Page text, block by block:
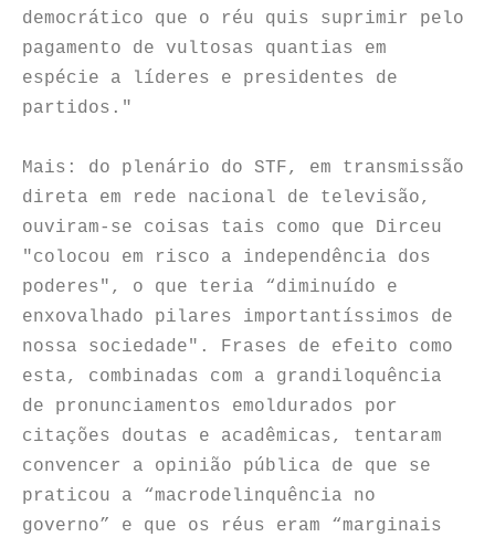
democrático que o réu quis suprimir pelo
pagamento de vultosas quantias em
espécie a líderes e presidentes de
partidos."
Mais: do plenário do STF, em transmissão
direta em rede nacional de televisão,
ouviram-se coisas tais como que Dirceu
"colocou em risco a independência dos
poderes", o que teria “diminuído e
enxovalhado pilares importantíssimos de
nossa sociedade". Frases de efeito como
esta, combinadas com a grandiloquência
de pronunciamentos emoldurados por
citações doutas e acadêmicas, tentaram
convencer a opinião pública de que se
praticou a “macrodelinquência no
governo” e que os réus eram “marginais